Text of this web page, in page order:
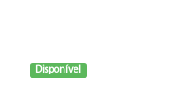
Disponível